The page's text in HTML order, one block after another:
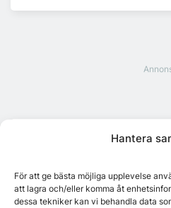
Hantera
För att ge bästa möjliga upplevelse
att lagra och/eller komma åt
dessa tekniker kan vi behandla data
Platzer utvecklar
Arendal 5.0